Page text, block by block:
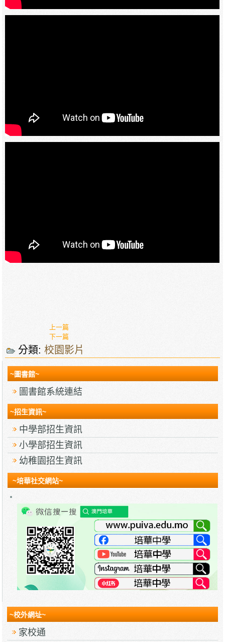
上一篇
下一篇
分類:校園影片
~圖書館~
圖書館系統連結
~招生資訊~
中學部招生資訊
小學部招生資訊
幼稚園招生資訊
~培華社交網站~
~校外網址~
家校通